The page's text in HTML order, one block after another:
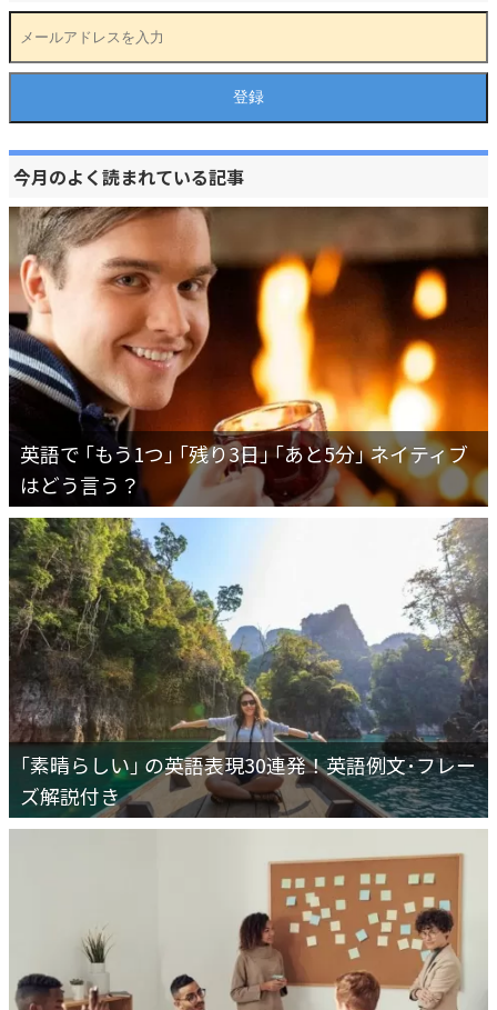
今月のよく読まれている記事
英語で ｢もう1つ｣ ｢残り3日｣ ｢あと5分｣ ネイティブ
はどう言う？
｢素晴らしい｣ の英語表現30連発！英語例文･フレー
ズ解説付き